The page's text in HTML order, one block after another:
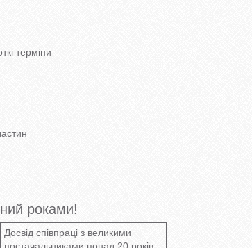
терміни
роками!
Досвід співпраці з великими